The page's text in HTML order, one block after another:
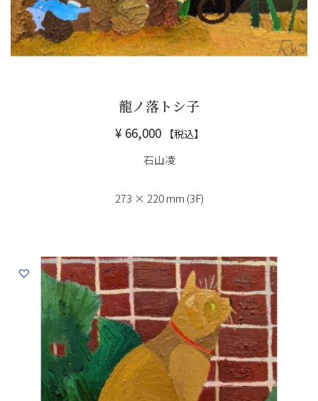
龍ノ落トシ子
¥ 66,000 【税込】
石山凌
273 × 220 mm (3F)